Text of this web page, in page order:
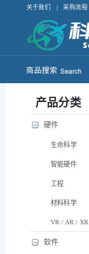
关于我们 采购流程
产品分类
硬件
生命科学
智能硬件
工程
材料科学
VR / AR / XR
软件